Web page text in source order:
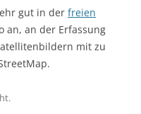
gut in der freien
an, an der Erfassung
mit zu